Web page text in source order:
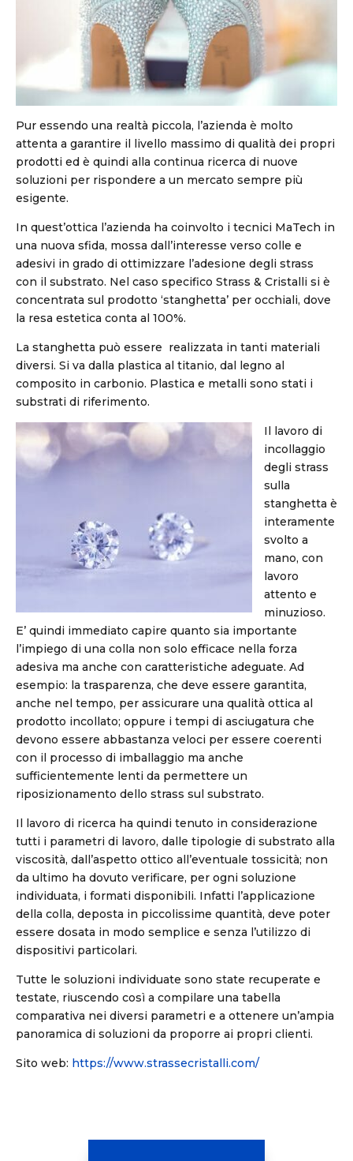
Pur essendo una realtà piccola, l’azienda è molto
attenta a garantire il livello massimo di qualità dei propri
prodotti ed è quindi alla continua ricerca di nuove
soluzioni per rispondere a un mercato sempre più
esigente.
In quest’ottica l’azienda ha coinvolto i tecnici MaTech in
una nuova sfida, mossa dall’interesse verso colle e
adesivi in grado di ottimizzare l’adesione degli strass
con il substrato. Nel caso specifico Strass & Cristalli si è
concentrata sul prodotto ‘stanghetta’ per occhiali, dove
la resa estetica conta al 100%.
La stanghetta può essere realizzata in tanti materiali
diversi. Si va dalla plastica al titanio, dal legno al
composito in carbonio. Plastica e metalli sono stati i
substrati di riferimento.
Il lavoro di
incollaggio
degli strass
sulla
stanghetta è
interamente
svolto a
mano, con
lavoro
attento e
minuzioso.
E’ quindi immediato capire quanto sia importante
l’impiego di una colla non solo efficace nella forza
adesiva ma anche con caratteristiche adeguate. Ad
esempio: la trasparenza, che deve essere garantita,
anche nel tempo, per assicurare una qualità ottica al
prodotto incollato; oppure i tempi di asciugatura che
devono essere abbastanza veloci per essere coerenti
con il processo di imballaggio ma anche
sufficientemente lenti da permettere un
riposizionamento dello strass sul substrato.
Il lavoro di ricerca ha quindi tenuto in considerazione
tutti i parametri di lavoro, dalle tipologie di substrato alla
viscosità, dall’aspetto ottico all’eventuale tossicità; non
da ultimo ha dovuto verificare, per ogni soluzione
individuata, i formati disponibili. Infatti l’applicazione
della colla, deposta in piccolissime quantità, deve poter
essere dosata in modo semplice e senza l’utilizzo di
dispositivi particolari.
Tutte le soluzioni individuate sono state recuperate e
testate, riuscendo così a compilare una tabella
comparativa nei diversi parametri e a ottenere un’ampia
panoramica di soluzioni da proporre ai propri clienti.
Sito web: https://www.strassecristalli.com/